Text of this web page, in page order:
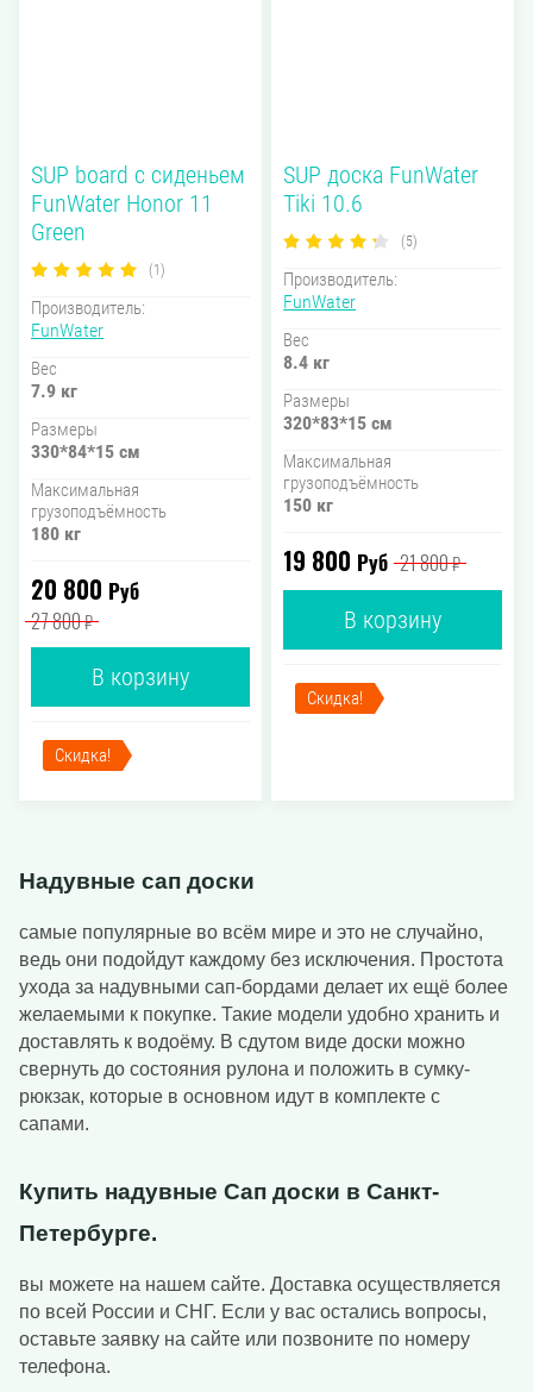
SUP board с сиденьем
FunWater Honor 11
Green
(1)
Производитель:
FunWater
Вес
7.9 кг
Размеры
330*84*15 см
Максимальная
грузоподъёмность
180 кг
20 800 Руб
27 800₽
В корзину
Скидка!
SUP доска FunWater
Tiki 10.6
(5)
Производитель:
FunWater
Вес
8.4 кг
Размеры
320*83*15 см
Максимальная
грузоподъёмность
150 кг
19 800 Руб 21 800₽
В корзину
Скидка!
Надувные сап доски
самые популярные во всём мире и это не случайно,
ведь они подойдут каждому без исключения. Простота
ухода за надувными сап-бордами делает их ещё более
желаемыми к покупке. Такие модели удобно хранить и
доставлять к водоёму. В сдутом виде доски можно
свернуть до состояния рулона и положить в сумку-
рюкзак, которые в основном идут в комплекте с
сапами.
Купить надувные Сап доски в Санкт-
Петербурге.
вы можете на нашем сайте. Доставка осуществляется
по всей России и СНГ. Если у вас остались вопросы,
оставьте заявку на сайте или позвоните по номеру
телефона.